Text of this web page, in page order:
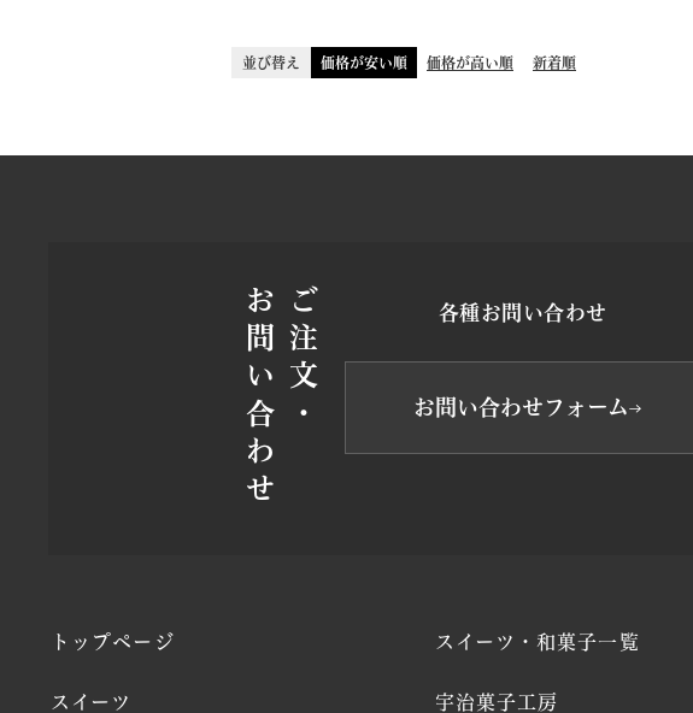
並び替え 価格が安い順 価格が高い順 新着順
ご注文・
お問い合わせ 各種お問い合わせ
お問い合わせフォーム
トップページ
スイーツ
スイーツ・和菓子一覧
宇治菓子工房